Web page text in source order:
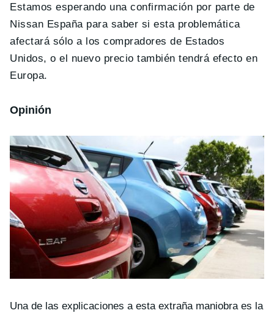
Estamos esperando una confirmación por parte de
Nissan España para saber si esta problemática
afectará sólo a los compradores de Estados
Unidos, o el nuevo precio también tendrá efecto en
Europa.
Opinión
Una de las explicaciones a esta extraña maniobra es la